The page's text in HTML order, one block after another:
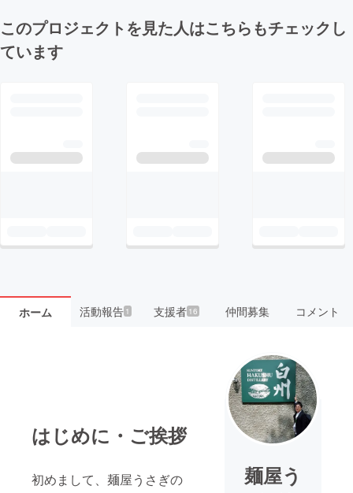
このプロジェクトを見た人はこちらもチェックし
ています
ホーム 活動報告1 支援者 16 仲間募集 コメント
はじめに・ご挨拶
初めまして、麺屋うさぎの
麺屋う